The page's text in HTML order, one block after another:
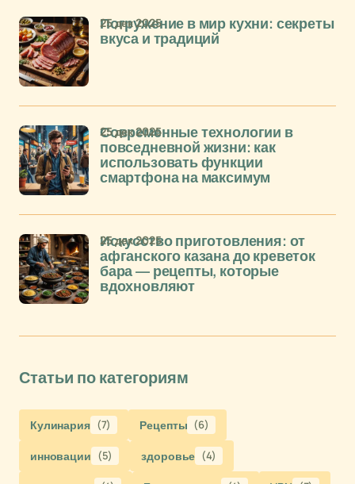
Погружение в мир кухни: секреты
вкуса и традиций
25 дек 2025
Современные технологии в
повседневной жизни: как
использовать функции
смартфона на максимум
25 дек 2025
Искусство приготовления: от
афганского казана до креветок
бара — рецепты, которые
вдохновляют
25 дек 2025
Статьи по категориям
Кулинария (7) Рецепты (6)
инновации (5) здоровье (4)